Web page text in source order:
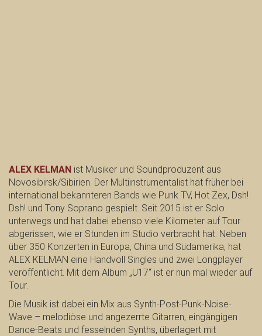
ALEX KELMAN ist Musiker und Soundproduzent aus
Novosibirsk/Sibirien. Der Multiinstrumentalist hat früher bei
international bekannteren Bands wie Punk TV, Hot Zex, Dsh!
Dsh! und Tony Soprano gespielt. Seit 2015 ist er Solo
unterwegs und hat dabei ebenso viele Kilometer auf Tour
abgerissen, wie er Stunden im Studio verbracht hat. Neben
über 350 Konzerten in Europa, China und Südamerika, hat
ALEX KELMAN eine Handvoll Singles und zwei Longplayer
veröffentlicht. Mit dem Album „U17“ ist er nun mal wieder auf
Tour.
Die Musik ist dabei ein Mix aus Synth-Post-Punk-Noise-
Wave – melodiöse und angezerrte Gitarren, eingängigen
Dance-Beats und fesselnden Synths, überlagert mit